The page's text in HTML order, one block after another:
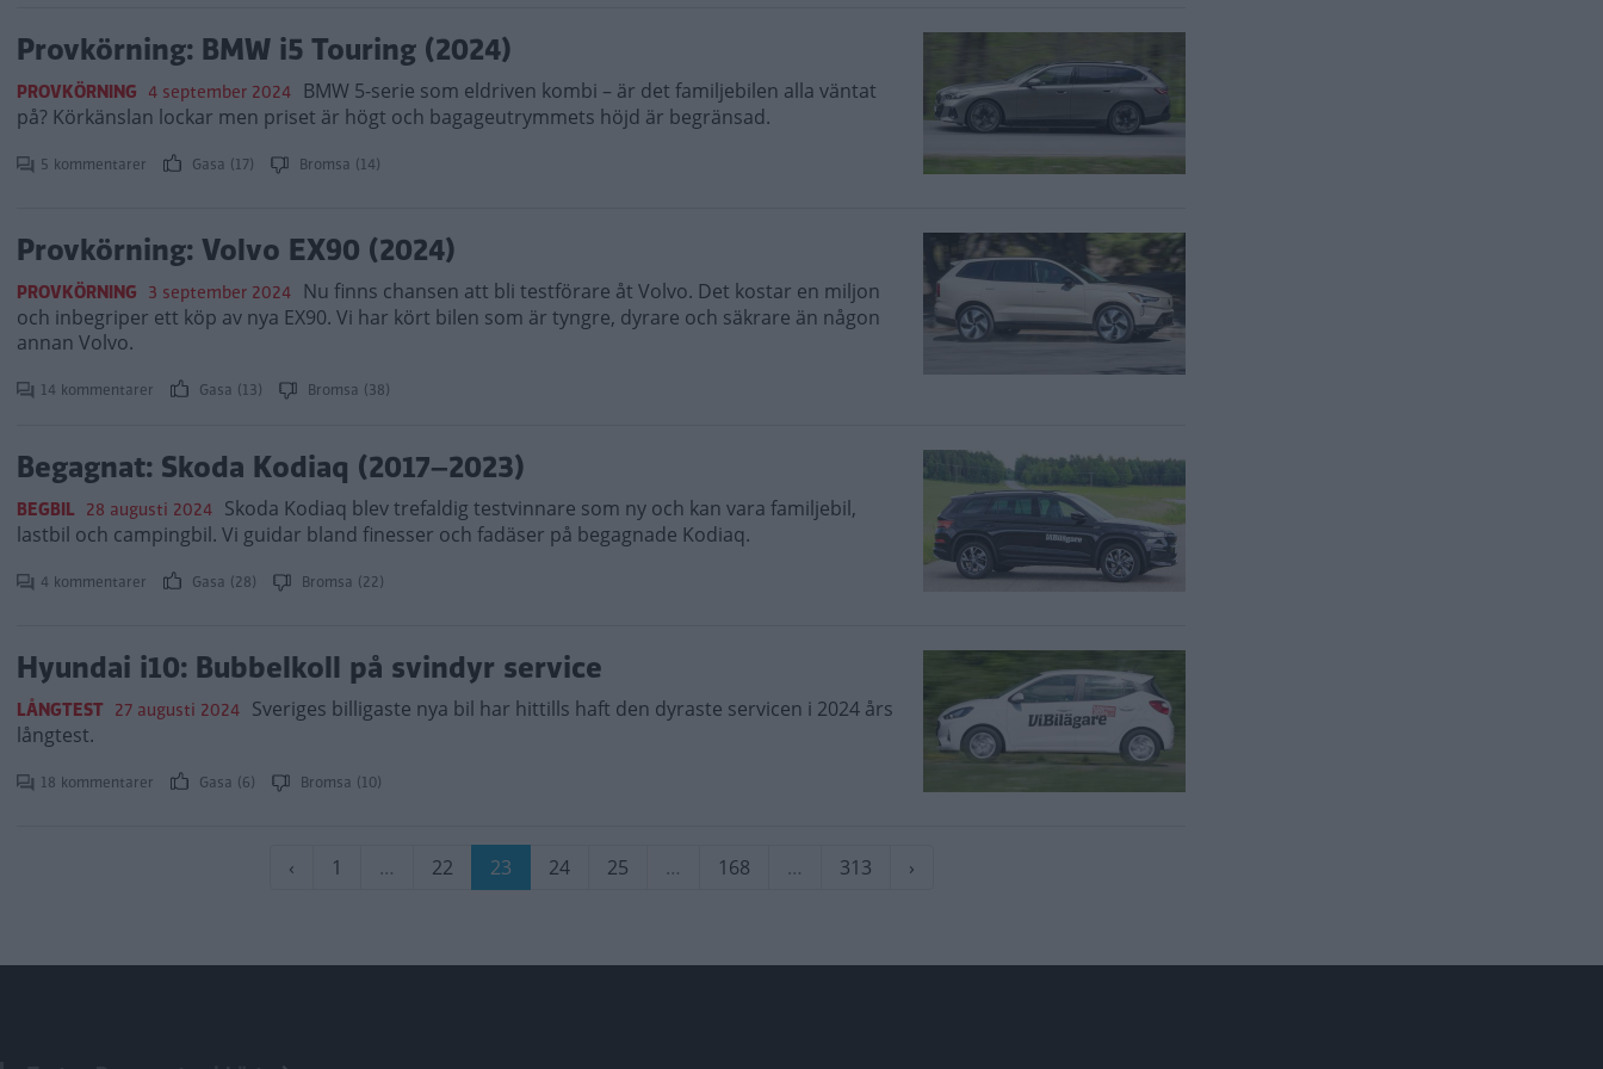
Provkörning: BMW i5 Touring (2024)
PROVKÖRNING 4 september 2024 BMW 5-serie som eldriven kombi – är det familjebilen alla väntat
på? Körkänslan lockar men priset är högt och bagageutrymmets höjd är begränsad.
5 kommentarer Gasa (17) Bromsa (14)
Provkörning: Volvo EX90 (2024)
PROVKÖRNING 3 september 2024 Nu finns chansen att bli testförare åt Volvo. Det kostar en miljon
och inbegriper ett köp av nya EX90. Vi har kört bilen som är tyngre, dyrare och säkrare än någon
annan Volvo.
14 kommentarer Gasa (13) Bromsa (38)
Begagnat: Skoda Kodiaq (2017–2023)
BEGBIL 28 augusti 2024 Skoda Kodiaq blev trefaldig testvinnare som ny och kan vara familjebil,
lastbil och campingbil. Vi guidar bland finesser och fadäser på begagnade Kodiaq.
4 kommentarer Gasa (28) Bromsa (22)
Hyundai i10: Bubbelkoll på svindyr service
LÅNGTEST 27 augusti 2024 Sveriges billigaste nya bil har hittills haft den dyraste servicen i 2024 års
långtest.
18 kommentarer Gasa (6) Bromsa (10)
Föregående
‹ Sida
1 … Sida
22
Nuvarande
23 Sida
24 Sida
25 … Sida
168 … Sida
313
Nästa
›